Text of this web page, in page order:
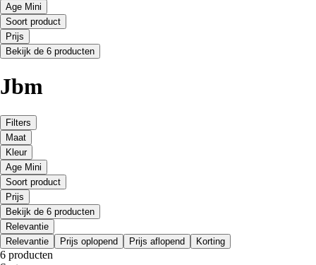
Age Mini
Soort product
Prijs
Bekijk de 6 producten
Jbm
Filters
Maat
Kleur
Age Mini
Soort product
Prijs
Bekijk de 6 producten
Relevantie
Relevantie
Prijs oplopend Prijs aflopend Korting
6 producten